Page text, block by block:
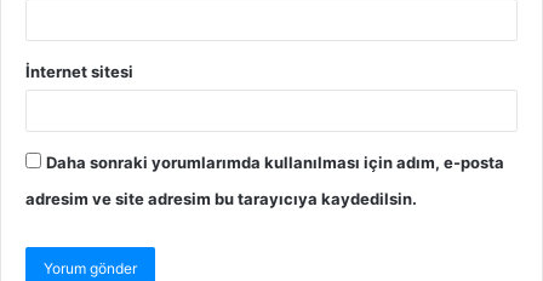
İnternet sitesi
Daha sonraki yorumlarımda kullanılması için adım, e-posta
adresim ve site adresim bu tarayıcıya kaydedilsin.